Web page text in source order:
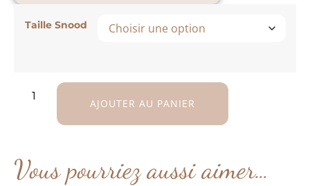
Taille Snood
AJOUTER AU PANIER
Vous pourriez aussi aimer…